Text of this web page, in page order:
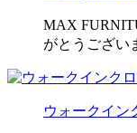
MAX
がとうござい
ウォークイン